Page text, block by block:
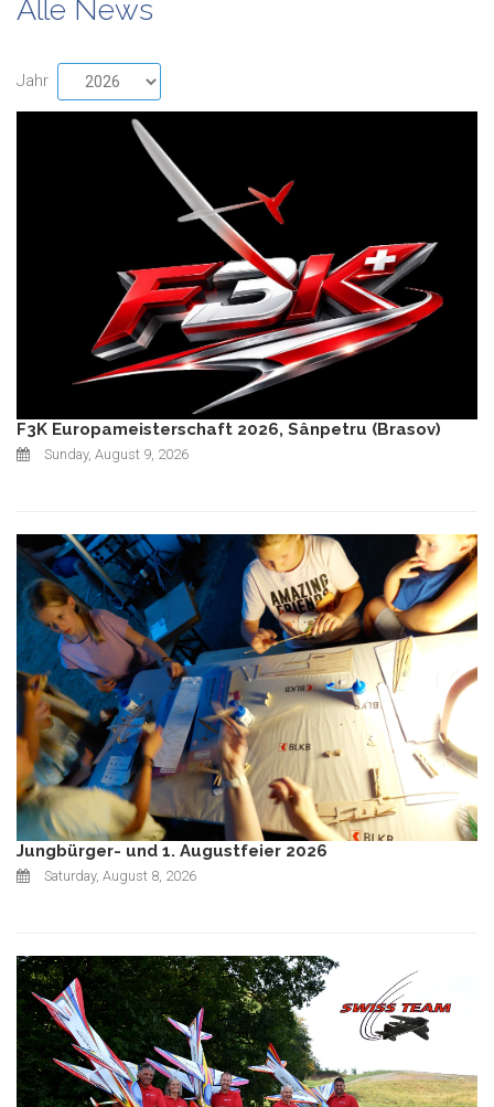
Alle News
Jahr
F3K Europameisterschaft 2026, Sânpetru (Brasov)
Sunday, August 9, 2026
Jungbürger- und 1. Augustfeier 2026
Saturday, August 8, 2026